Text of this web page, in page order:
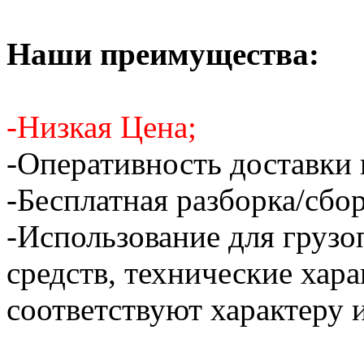
Наши преимущества:
-Низкая Цена;
-Оперативность доставки
-Бесплатная разборка/
-Использование для
средств, технические
соответствуют характеру